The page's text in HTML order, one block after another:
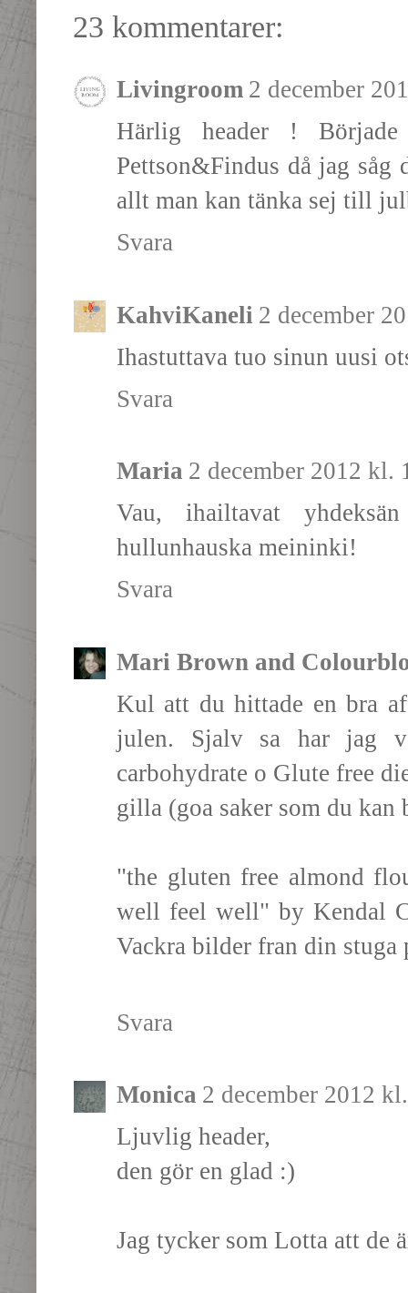
23 kommentarer:
Livingroom 2 december
Härlig header !
Pettson&Findus då jag
allt man kan tänka sej till
Svara
KahviKaneli 2 december
Ihastuttava tuo sinun uusi
Svara
Maria 2 december 2012 kl.
Vau, ihailtavat
hullunhauska meininki!
Svara
Mari Brown and
Kul att du hittade en bra
julen. Sjalv sa har jag
carbohydrate o Glute free
gilla (goa saker som du kan
"the gluten free almond
well feel well" by Kendal
Vackra bilder fran din stuga
Svara
Monica 2 december 2012
Ljuvlig header,
den gör en glad :)
Jag tycker som Lotta att de